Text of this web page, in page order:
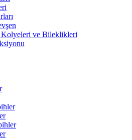
ve Bileklikleri